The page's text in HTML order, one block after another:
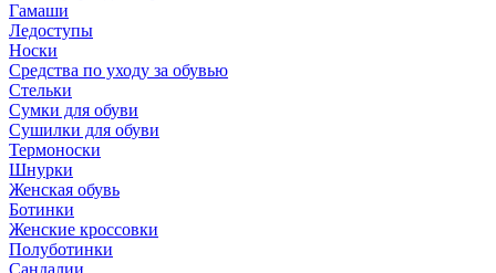
Гамаши
Ледоступы
Носки
Средства по уходу за обувью
Стельки
Сумки для обуви
Сушилки для обуви
Термоноски
Шнурки
Женская обувь
Ботинки
Женские кроссовки
Полуботинки
Сандалии